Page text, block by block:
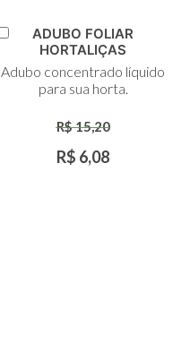
Adicionar
Carrinho
ADUBO FOLIAR
HORTALIÇAS
Adubo concentrado líquido
para sua horta.
R$ 15,20
R$ 6,08